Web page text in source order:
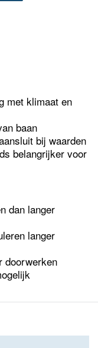
met klimaat en
baan
bij waarden
belangrijker voor
dan langer
langer
doorwerken